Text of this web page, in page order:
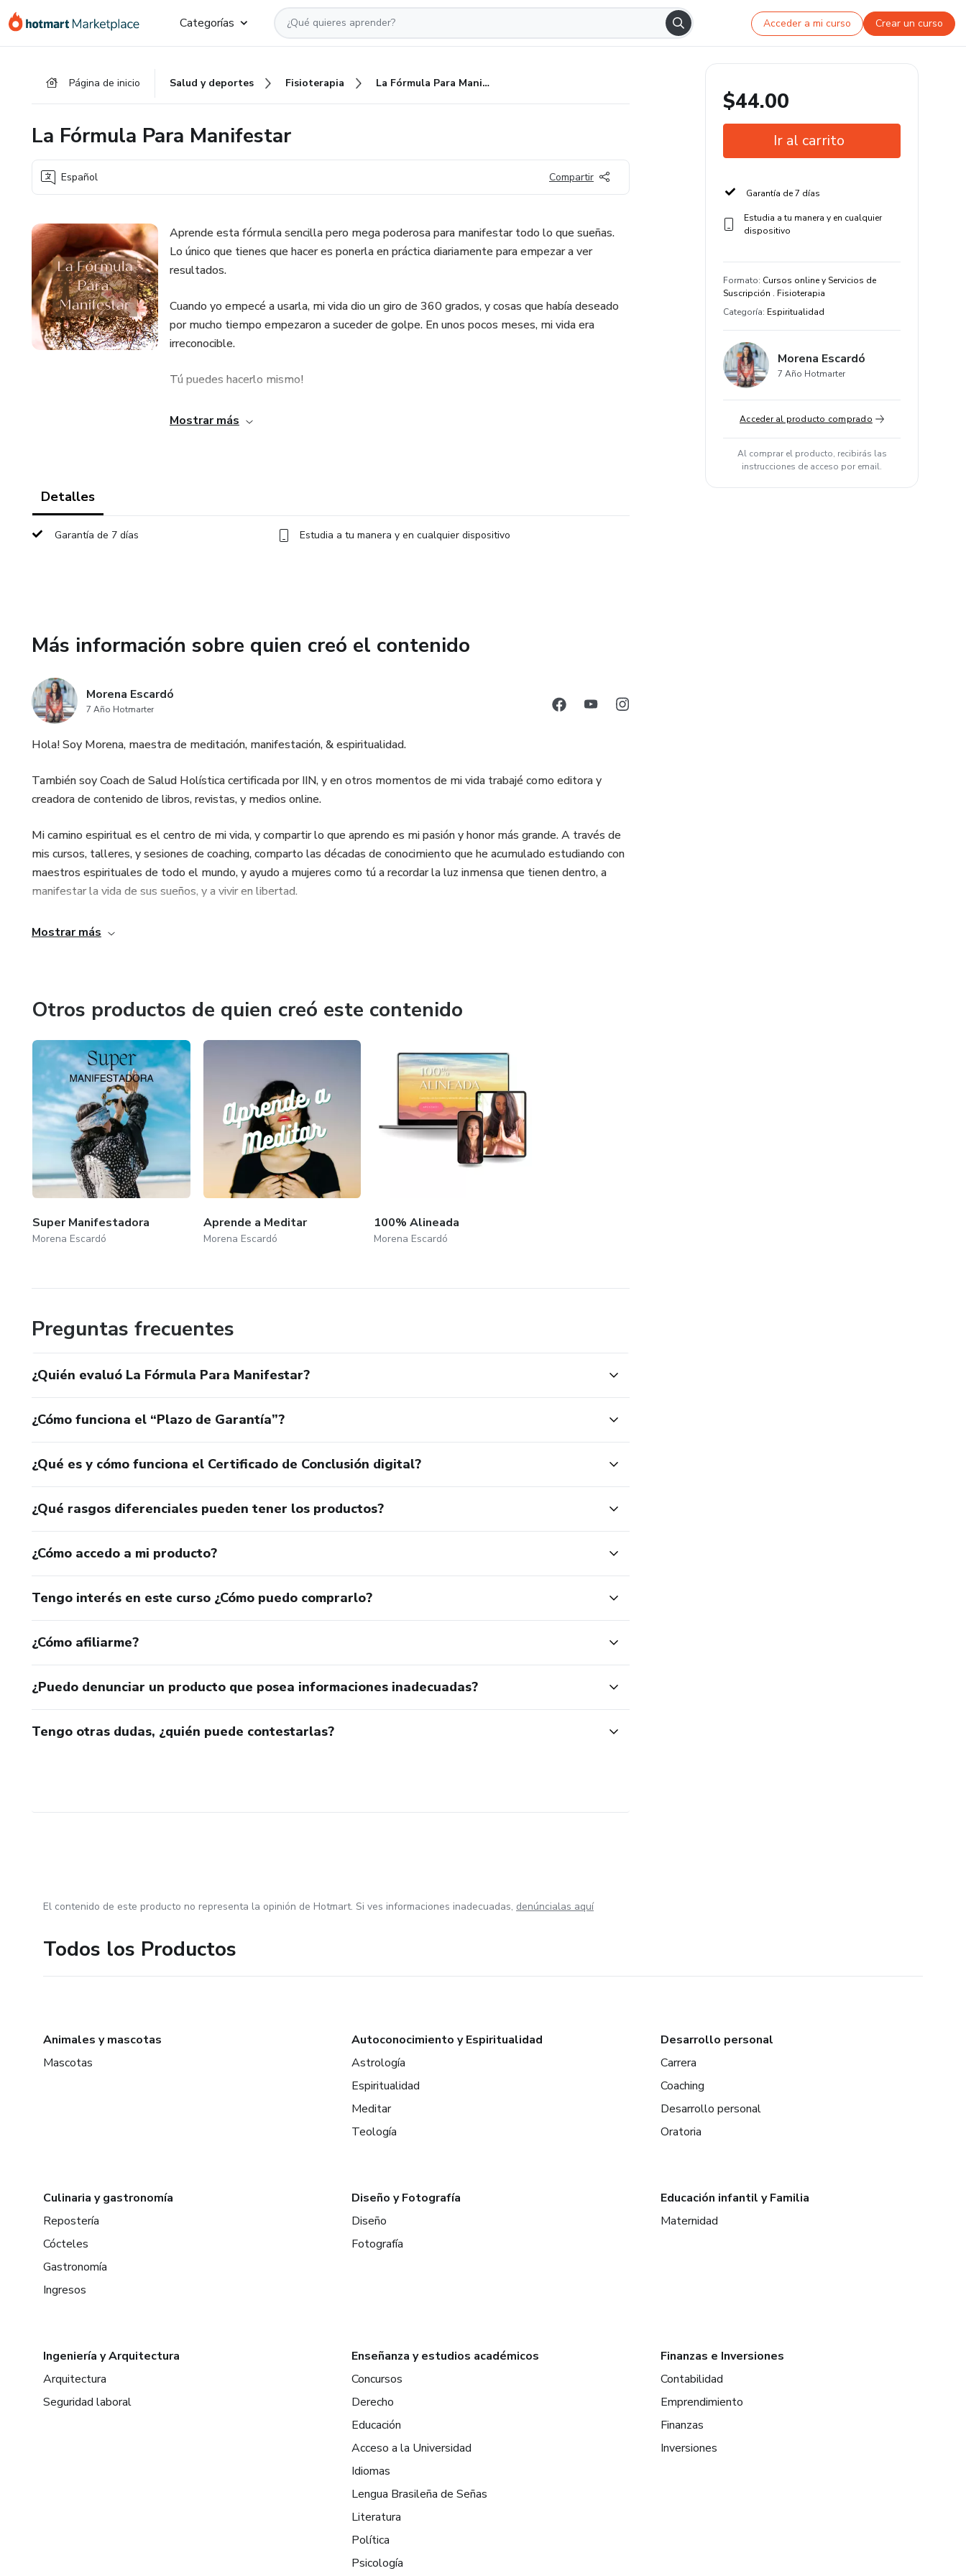
Categorías Acceder a mi curso Crear un curso
Página de inicio Salud y deportes Fisioterapia La Fórmula Para Manifestar
La Fórmula Para Manifestar
Español Compartir
Aprende esta fórmula sencilla pero mega poderosa para manifestar todo lo que sueñas.
Lo único que tienes que hacer es ponerla en práctica diariamente para empezar a ver
resultados.
Cuando yo empecé a usarla, mi vida dio un giro de 360 grados, y cosas que había deseado
por mucho tiempo empezaron a suceder de golpe. En unos pocos meses, mi vida era
irreconocible.
Tú puedes hacerlo mismo!
Tu compra incluye:
Mostrar más
Detalles
Garantía de 7 días Estudia a tu manera y en cualquier dispositivo
Más información sobre quien creó el contenido
Morena Escardó
7 Año Hotmarter
Hola! Soy Morena, maestra de meditación, manifestación, & espiritualidad.
También soy Coach de Salud Holística certificada por IIN, y en otros momentos de mi vida trabajé como editora y
creadora de contenido de libros, revistas, y medios online.
Mi camino espiritual es el centro de mi vida, y compartir lo que aprendo es mi pasión y honor más grande. A través de
mis cursos, talleres, y sesiones de coaching, comparto las décadas de conocimiento que he acumulado estudiando con
maestros espirituales de todo el mundo, y ayudo a mujeres como tú a recordar la luz inmensa que tienen dentro, a
manifestar la vida de sus sueños, y a vivir en libertad.
La libertad y felicidad que busco en mí, la deseo también para ti. Para eso estoy aquí.
Mostrar más
Otros productos de quien creó este contenido
Super Manifestadora
Morena Escardó
Aprende a Meditar
Morena Escardó
100% Alineada
Morena Escardó
Preguntas frecuentes
¿Quién evaluó La Fórmula Para Manifestar?
¿Cómo funciona el “Plazo de Garantía”?
¿Qué es y cómo funciona el Certificado de Conclusión digital?
¿Qué rasgos diferenciales pueden tener los productos?
¿Cómo accedo a mi producto?
Tengo interés en este curso ¿Cómo puedo comprarlo?
¿Cómo afiliarme?
¿Puedo denunciar un producto que posea informaciones inadecuadas?
Tengo otras dudas, ¿quién puede contestarlas?
$44.00
Ir al carrito
Garantía de 7 días
Estudia a tu manera y en cualquier
dispositivo
Formato: Cursos online y Servicios de
Suscripción . Fisioterapia
Categoría: Espiritualidad
Morena Escardó
7 Año Hotmarter
Acceder al producto comprado
Al comprar el producto, recibirás las
instrucciones de acceso por email.
El contenido de este producto no representa la opinión de Hotmart. Si ves informaciones inadecuadas, denúncialas aquí
Todos los Productos
Animales y mascotas
Mascotas
Autoconocimiento y Espiritualidad
Astrología
Espiritualidad
Meditar
Teología
Desarrollo personal
Carrera
Coaching
Desarrollo personal
Oratoria
Culinaria y gastronomía
Repostería
Cócteles
Gastronomía
Ingresos
Diseño y Fotografía
Diseño
Fotografía
Educación infantil y Familia
Maternidad
Ingeniería y Arquitectura
Arquitectura
Seguridad laboral
Enseñanza y estudios académicos
Concursos
Derecho
Educación
Acceso a la Universidad
Idiomas
Lengua Brasileña de Señas
Literatura
Política
Psicología
Finanzas e Inversiones
Contabilidad
Emprendimiento
Finanzas
Inversiones